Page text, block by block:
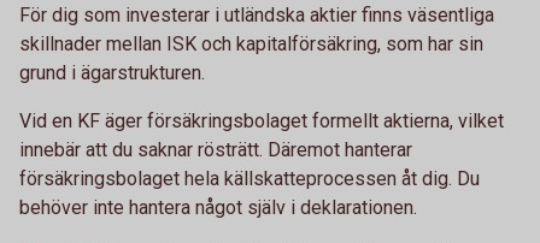
För dig som investerar i utländska aktier finns väsentliga
skillnader mellan ISK och kapitalförsäkring, som har sin
grund i ägarstrukturen.
Vid en KF äger försäkringsbolaget formellt aktierna, vilket
innebär att du saknar rösträtt. Däremot hanterar
försäkringsbolaget hela källskatteprocessen åt dig. Du
behöver inte hantera något själv i deklarationen.